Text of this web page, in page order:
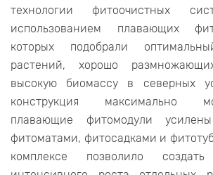
технологии фитоочистных
использованием плавающих
которых подобрали
растений, хорошо
высокую биомассу в северных
конструкция максимально
плавающие фитомодули
фитоматами, фитосадками и
комплексе позволило